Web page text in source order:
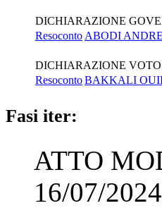
DICHIARAZIONE
Resoconto ABODI
DICHIARAZIONE VOTO
ResocontoBAKKALI
Fasi iter:
ATTO
16/07/2024